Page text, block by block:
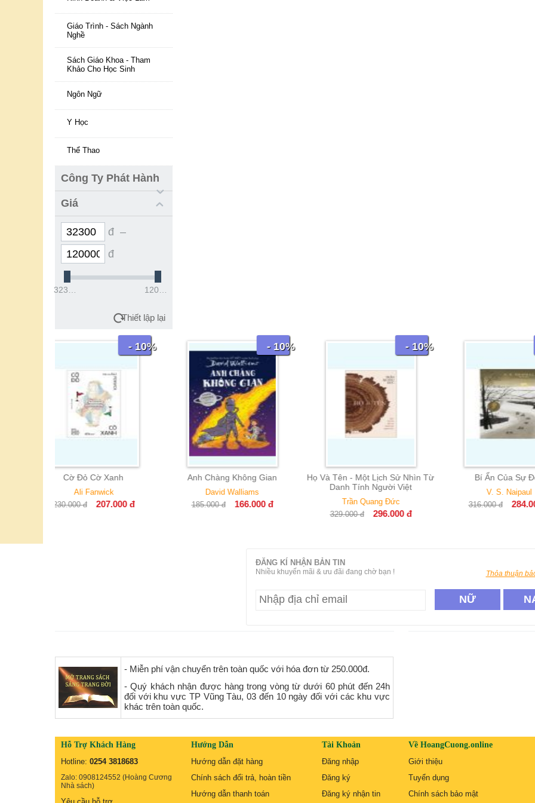
Giáo Trình - Sách Ngành
Nghề
Sách Giáo Khoa - Tham
Khảo Cho Học Sinh
Ngôn Ngữ
Y Học
Thể Thao
Công Ty Phát Hành
Giá
đ –
đ
32300đ 1200000đ
Thiết lập lại
Anh Chàng Không Gian
David Walliams
185.000 đ 166.000
Họ Và Tên - Một Lịch Sử Nhìn Từ
Danh Tính Người Việt
Trần Quang Đức
Bí Ẩn Của Sự Đến
V. S. Naipaul
316.000 đ
Tay
195.000
ĐĂNG KÍ NHẬN BẢN TIN
Nhiều khuyến mãi & ưu đãi đang chờ bạn ! Thỏa thuận
NỮ
- Miễn phí vận chuyển trên toàn quốc với hóa đơn từ 250.000đ.
- Quý khách nhận được hàng trong vòng từ dưới 60 phút đến 24h
đối với khu vực TP Vũng Tàu, 03 đến 10 ngày đối với các khu vực
khác trên toàn quốc.
Hỗ Trợ Khách Hàng
Hotline: 0254 3818683
Zalo: 0908124552 (Hoàng Cương
Nhà sách)
Hướng Dẫn
Hướng dẫn đặt hàng
Chính sách đổi trả, hoàn tiền
Hướng dẫn thanh toán
Tài Khoản
Đăng nhập
Đăng ký
Đăng ký nhận tin
Về HoangCuong.online
Giới thiệu
Tuyển dụng
Chính sách bảo mật